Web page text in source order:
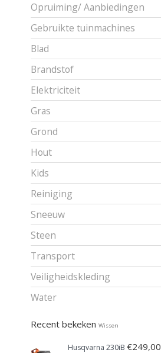
Opruiming/ Aanbiedingen
Gebruikte tuinmachines
Blad
Brandstof
Elektriciteit
Gras
Grond
Hout
Kids
Reiniging
Sneeuw
Steen
Transport
Veiligheidskleding
Water
Recent bekeken Wissen
Husqvarna 230iB €249,00